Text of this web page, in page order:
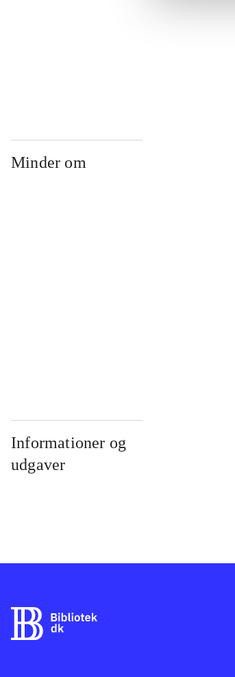
Minder om
Informationer og
udgaver